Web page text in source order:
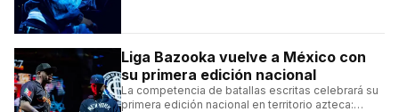
Liga Bazooka vuelve a México con
su primera edición nacional
La competencia de batallas escritas celebrará su
primera edición nacional en territorio azteca: